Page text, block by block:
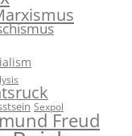
Sexpol
Freud